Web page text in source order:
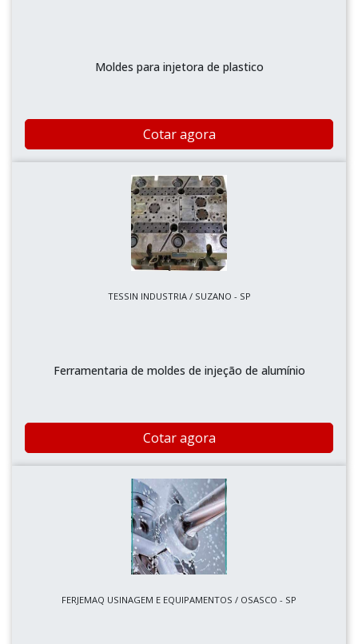
Moldes para injetora de plastico
Cotar agora
TESSIN INDUSTRIA / SUZANO - SP
Ferramentaria de moldes de injeção de alumínio
Cotar agora
FERJEMAQ USINAGEM E EQUIPAMENTOS / OSASCO - SP